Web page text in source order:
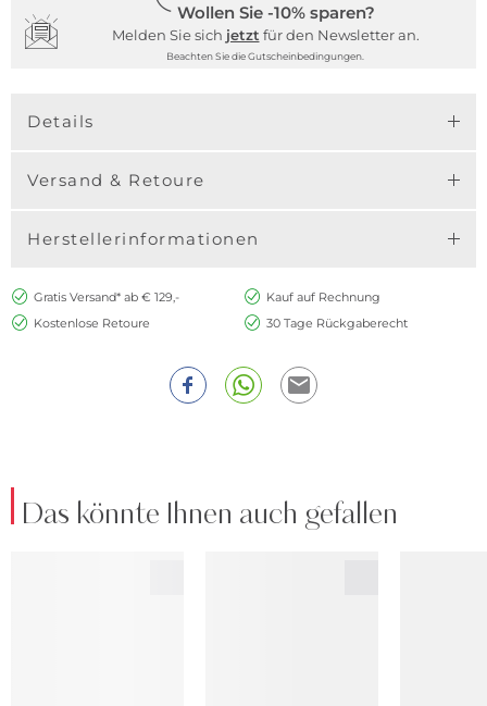
Wollen Sie -10% sparen?
Melden Sie sich jetzt für den Newsletter an.
Beachten Sie die Gutscheinbedingungen.
Details
Versand & Retoure
Herstellerinformationen
Gratis Versand* ab € 129,-
Kauf auf Rechnung
Kostenlose Retoure
30 Tage Rückgaberecht
Das könnte Ihnen auch gefallen